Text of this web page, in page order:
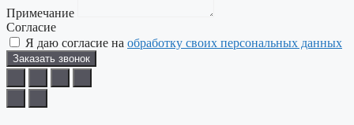
Примечание
Согласие
Я даю согласие на обработку своих персональных данных
Заказать звонок